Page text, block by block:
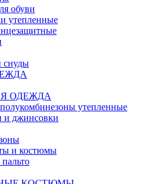
обуви
утепленные
ОДЕЖДА
утепленные
и джинсовки
и костюмы